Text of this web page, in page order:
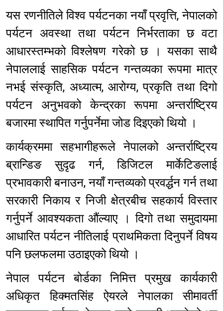
यस रणनीतिले विश्व पर्यटनका नयाँ प्रवृत्ति, नेपालको
पर्यटन अवस्था तथा पर्यटन निर्भरताका छ वटा
आधारस्तम्भको विश्लेषण गरेको छ । यसका साथै
नेपाललाई साहसिक पर्यटन गन्तव्यका रूपमा मात्र
नभई संस्कृति, अध्यात्म, आरोग्य, प्रकृति तथा दिगो
पर्यटन अनुभवको केन्द्रका रूपमा अन्तर्राष्ट्रिय
बजारमा स्थापित गर्नुपर्नेमा जोड दिइएको थियो ।
कार्यक्रममा सहभागीहरूले नेपालको अन्तर्राष्ट्रिय
ब्रान्डिङ सुदृढ गर्न, डिजिटल मार्केटिङलाई
प्रभावकारी बनाउन, नयाँ गन्तव्यको प्रवर्द्धन गर्न तथा
सरकारी निकाय र निजी क्षेत्रबीच सहकार्य विस्तार
गर्नुपर्ने आवश्यकता औंल्याए । दिगो तथा समुदायमा
आधारित पर्यटन नीतिलाई प्राथमिकता दिनुपर्ने विषय
पनि छलफलमा उठाइएको थियो ।
नेपाल पर्यटन बोर्डका निमित्त प्रमुख कार्यकारी
अधिकृत हिक्मतसिंह ऐयरले नेपालका सीमावर्ती